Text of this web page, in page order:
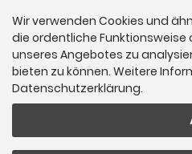
Wir verwenden Cookies und
die ordentliche
unseres Angebotes zu
bieten zu können. Weitere
Datenschutzerklärung.